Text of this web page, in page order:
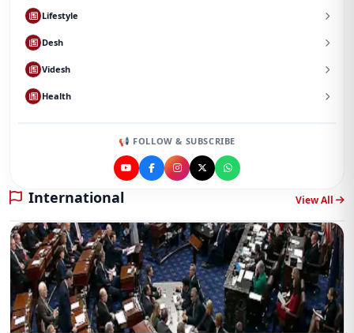
Lifestyle
Desh
Videsh
Health
📢 FOLLOW & SUBSCRIBE
International View All